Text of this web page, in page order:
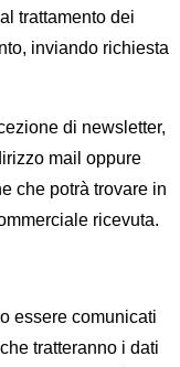
trattamento dei
inviando richiesta
di newsletter,
mail oppure
che potrà trovare in
ricevuta.
essere comunicati
tratteranno i dati